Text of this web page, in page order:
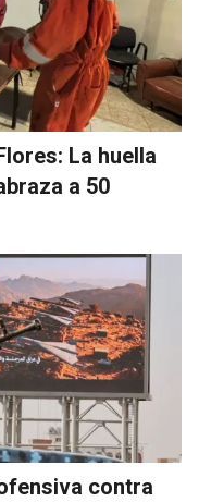
La huella
a 50
contra